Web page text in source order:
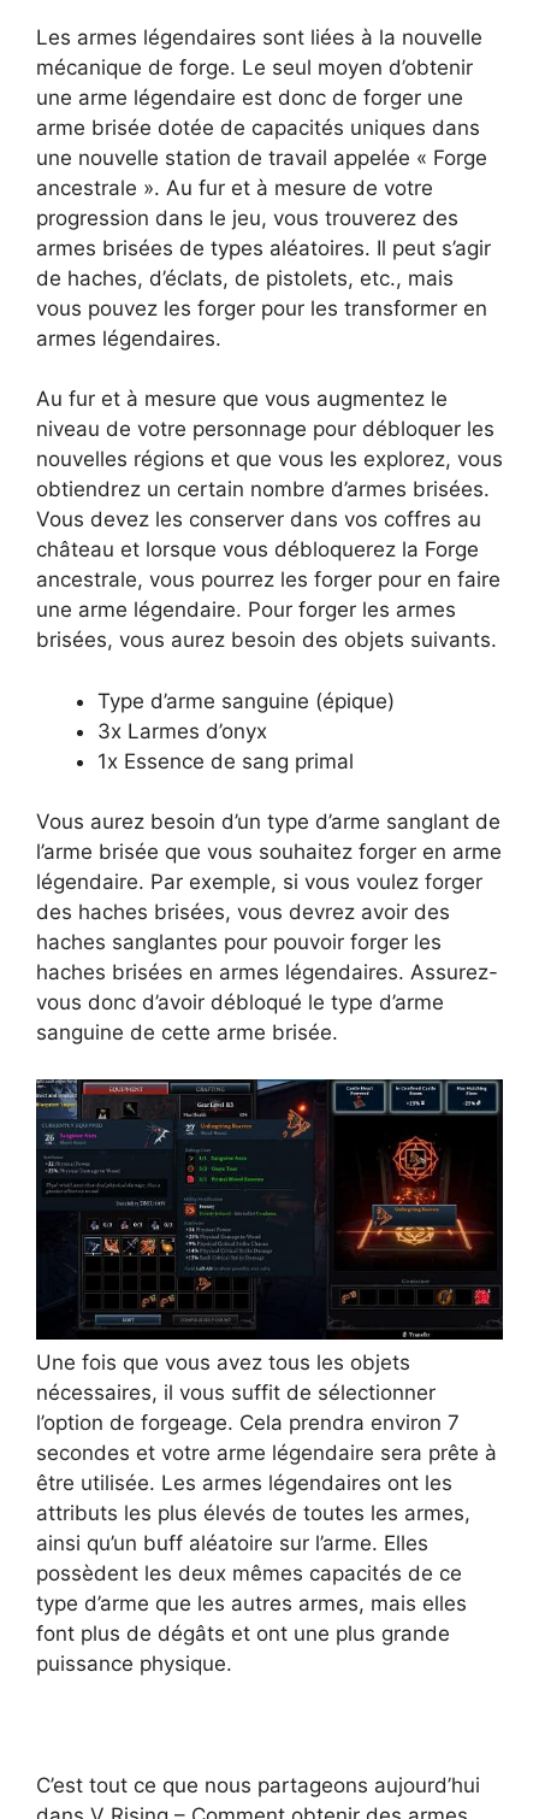
Les armes légendaires sont liées à la nouvelle
mécanique de forge. Le seul moyen d’obtenir
une arme légendaire est donc de forger une
arme brisée dotée de capacités uniques dans
une nouvelle station de travail appelée « Forge
ancestrale ». Au fur et à mesure de votre
progression dans le jeu, vous trouverez des
armes brisées de types aléatoires. Il peut s’agir
de haches, d’éclats, de pistolets, etc., mais
vous pouvez les forger pour les transformer en
armes légendaires.
Au fur et à mesure que vous augmentez le
niveau de votre personnage pour débloquer les
nouvelles régions et que vous les explorez, vous
obtiendrez un certain nombre d’armes brisées.
Vous devez les conserver dans vos coffres au
château et lorsque vous débloquerez la Forge
ancestrale, vous pourrez les forger pour en faire
une arme légendaire. Pour forger les armes
brisées, vous aurez besoin des objets suivants.
Type d’arme sanguine (épique)
3x Larmes d’onyx
1x Essence de sang primal
Vous aurez besoin d’un type d’arme sanglant de
l’arme brisée que vous souhaitez forger en arme
légendaire. Par exemple, si vous voulez forger
des haches brisées, vous devrez avoir des
haches sanglantes pour pouvoir forger les
haches brisées en armes légendaires. Assurez-
vous donc d’avoir débloqué le type d’arme
sanguine de cette arme brisée.
Une fois que vous avez tous les objets
nécessaires, il vous suffit de sélectionner
l’option de forgeage. Cela prendra environ 7
secondes et votre arme légendaire sera prête à
être utilisée. Les armes légendaires ont les
attributs les plus élevés de toutes les armes,
ainsi qu’un buff aléatoire sur l’arme. Elles
possèdent les deux mêmes capacités de ce
type d’arme que les autres armes, mais elles
font plus de dégâts et ont une plus grande
puissance physique.
C’est tout ce que nous partageons aujourd’hui